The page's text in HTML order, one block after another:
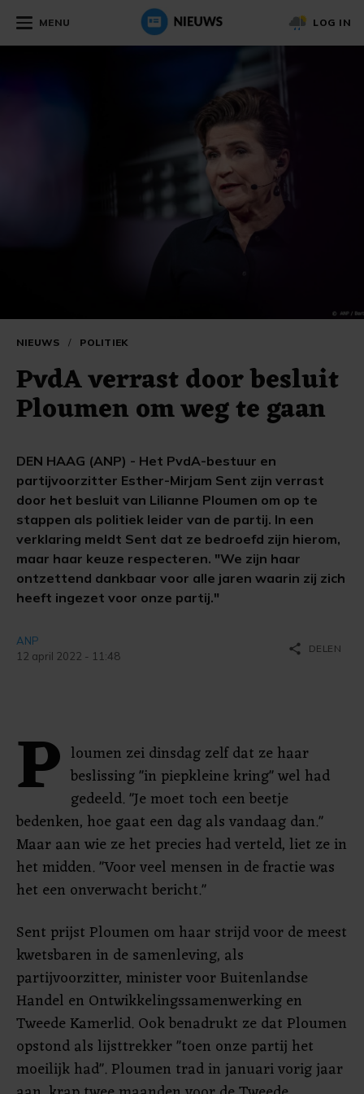
MENU LOG IN
NIEUWS / POLITIEK
PvdA verrast door besluit
Ploumen om weg te gaan
DEN HAAG (ANP) - Het PvdA-bestuur en
partijvoorzitter Esther-Mirjam Sent zijn verrast
door het besluit van Lilianne Ploumen om op te
stappen als politiek leider van de partij. In een
verklaring meldt Sent dat ze bedroefd zijn hierom,
maar haar keuze respecteren. "We zijn haar
ontzettend dankbaar voor alle jaren waarin zij zich
heeft ingezet voor onze partij."
ANP
12 april 2022 - 11:48
share DELEN
P loumen zei dinsdag zelf dat ze haar
beslissing "in piepkleine kring" wel had
gedeeld. "Je moet toch een beetje
bedenken, hoe gaat een dag als vandaag dan."
Maar aan wie ze het precies had verteld, liet ze in
het midden. "Voor veel mensen in de fractie was
het een onverwacht bericht."
Sent prijst Ploumen om haar strijd voor de meest
kwetsbaren in de samenleving, als
partijvoorzitter, minister voor Buitenlandse
Handel en Ontwikkelingssamenwerking en
Tweede Kamerlid. Ook benadrukt ze dat Ploumen
opstond als lijsttrekker "toen onze partij het
moeilijk had". Ploumen trad in januari vorig jaar